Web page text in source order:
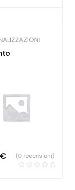
€ (0 recensioni)